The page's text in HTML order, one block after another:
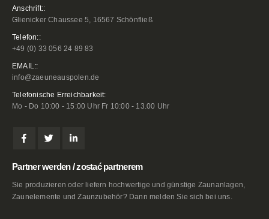
Anschrift::
Glienicker Chaussee 5, 16567 Schönfließ
Telefon::
+49 (0) 33 056 24 89 83
EMAIL::
info@zaeuneauspolen.de
Telefonische Erreichbarkeit:
Mo - Do 10:00 - 15:00 Uhr Fr 10:00 - 13.00 Uhr
Partner werden / zostać partnerem
Sie produzieren oder liefern hochwertige und günstige Zaunanlagen,
Zaunelemente und Zaunzubehör? Dann melden Sie sich bei uns.